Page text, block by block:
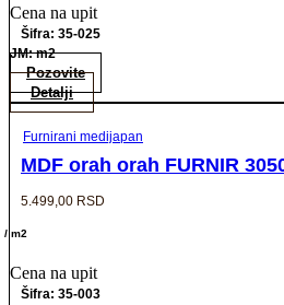
Cena na upit
Šifra: 35-025
JM: m2
Pozovite
Detalji
Furnirani medijapan
MDF orah orah FURNIR
5.499,00 RSD
/ m2
Cena na upit
Šifra: 35-003